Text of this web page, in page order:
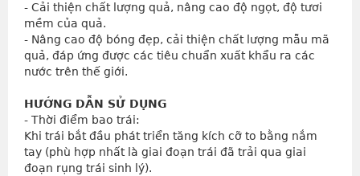
- Cải thiện chất lượng quả, nâng cao độ ngọt, độ tươi
mềm của quả.
- Nâng cao độ bóng đẹp, cải thiện chất lượng mẫu mã
quả, đáp ứng được các tiêu chuẩn xuất khẩu ra các
nước trên thế giới.
HƯỚNG DẪN SỬ DỤNG
- Thời điểm bao trái:
Khi trái bắt đầu phát triển tăng kích cỡ to bằng nắm
tay (phù hợp nhất là giai đoạn trái đã trải qua giai
đoạn rụng trái sinh lý).